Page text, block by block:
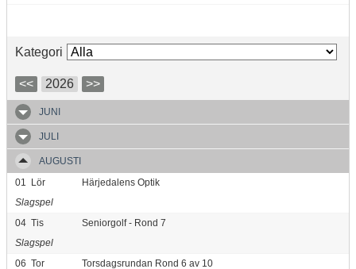
Kategori
<< 2026 >>
JUNI
JULI
AUGUSTI
01
Lör
Härjedalens Optik
Slagspel
04 Tis
Seniorgolf - Rond 7
Slagspel
06 Tor Torsdagsrundan Rond 6 av 10